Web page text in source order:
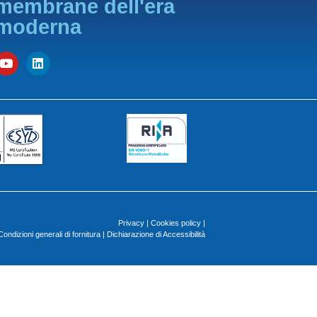
dell'era
Privacy| Cookies policy|
generali di fornitura | Dichiarazione di Accessibilità